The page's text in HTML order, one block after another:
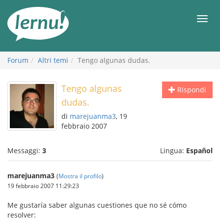
all’indice
Forum Altri temi Tengo algunas dudas.
Rispondi
Tengo algunas
dudas.
di marejuanma3, 19
febbraio 2007
Messaggi: 3 Lingua: Español
marejuanma3 (Mostra il profilo)
19 febbraio 2007 11:29:23
Me gustaría saber algunas cuestiones que no sé cómo
resolver: